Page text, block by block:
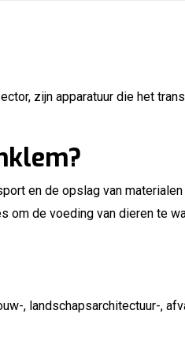
zijn apparatuur die het
en de opslag van
de voeding van dieren te
, landschapsarchitectuur-,